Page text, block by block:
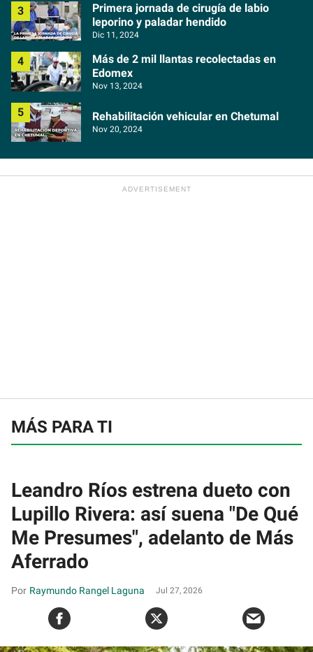
Primera jornada de cirugía de labio
leporino y paladar hendido
Dic 11, 2024
Más de 2 mil llantas recolectadas en
Edomex
Nov 13, 2024
Rehabilitación vehicular en Chetumal
Nov 20, 2024
MÁS PARA TI
Leandro Ríos estrena dueto con
Lupillo Rivera: así suena "De Qué
Me Presumes", adelanto de Más
Aferrado
Raymundo Rangel Laguna Jul 27, 2026